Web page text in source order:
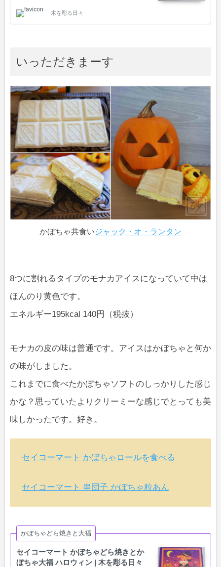
木を彫る日々
いっただきまーす
かぼちゃ共食いジャック・オ・ランタン
8つに割れるタイプのモナカアイスになっていて中は
ほんのり黄色です。
エネルギー195kcal 140円（税抜）
モナカの皮の味は普通です。アイスはかぼちゃと何か
の味がしました。
これまでに食べたかぼちゃソフトのしっかりした感じ
かな？思っていたよりクリーミーな感じでとっても美
味しかったです。好き。
セイコーマート かぼちゃロールを食べる
セイコーマート 串団子 かぼちゃ粒あん
かぼちゃどら焼きと大福
セイコーマート かぼちゃどら焼きとか
ぼちゃ大福 ハロウィン | 木を彫る日々